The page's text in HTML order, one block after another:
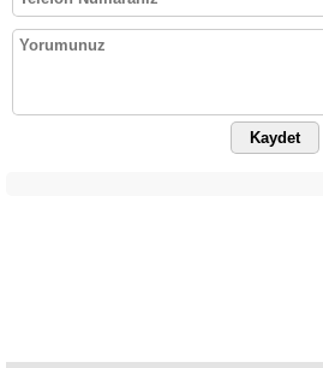
Kaydet